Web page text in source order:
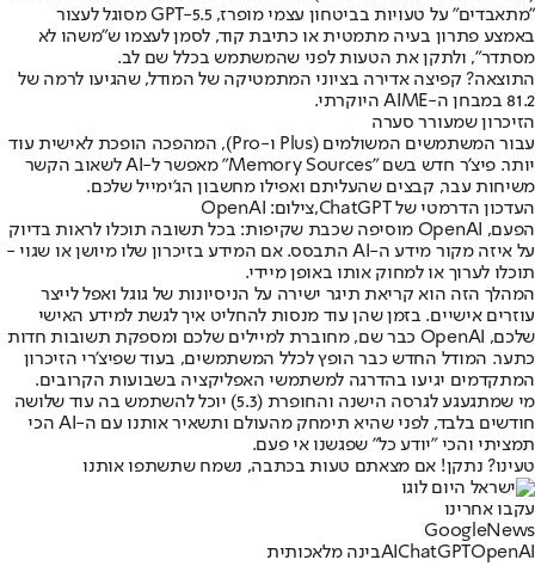
"מתאבדים" על טעויות בביטחון עצמי מופרז, GPT-5.5 מסוגל לעצור
באמצע פתרון בעיה מתמטית או כתיבת קוד, לסמן לעצמו ש"משהו לא
מסתדר", ולתקן את הטעות לפני שהמשתמש בכלל שם לב.
התוצאה? קפיצה אדירה בציוני המתמטיקה של המודל, שהגיעו לרמה של
81.2 במבחן ה-AIME היוקרתי.
הזיכרון שמעורר סערה
עבור המשתמשים המשולמים (Plus ו-Pro), המהפכה הופכת לאישית עוד
יותר. פיצ'ר חדש בשם "Memory Sources" מאפשר ל-AI לשאוב הקשר
משיחות עבר, קבצים שהעליתם ואפילו מחשבון הג'ימייל שלכם.
העדכון הדרמטי של ChatGPT,צילום: OpenAI
הפעם, OpenAI מוסיפה שכבת שקיפות: בכל תשובה תוכלו לראות בדיוק
על איזה מקור מידע ה-AI התבסס. אם המידע בזיכרון שלו מיושן או שגוי -
תוכלו לערוך או למחוק אותו באופן מיידי.
המהלך הזה הוא קריאת תיגר ישירה על הניסיונות של גוגל ואפל לייצר
עוזרים אישיים. בזמן שהן עוד מנסות להחליט איך לגשת למידע האישי
שלכם, OpenAI כבר שם, מחוברת למיילים שלכם ומספקת תשובות חדות
כתער. המודל החדש כבר הופץ לכלל המשתמשים, בעוד שפיצ'רי הזיכרון
המתקדמים יגיעו בהדרגה למשתמשי האפליקציה בשבועות הקרובים.
מי שמתגעגע לגרסה הישנה והחופרת (5.3) יוכל להשתמש בה עוד שלושה
חודשים בלבד, לפני שהיא תימחק מהעולם ותשאיר אותנו עם ה-AI הכי
תמציתי והכי "יודע כל" שפגשנו אי פעם.
טעינו? נתקן! אם מצאתם טעות בכתבה, נשמח שתשתפו אותנו
עקבו אחרינו
Googl eNews
AI ChatGPTOpenAI
בינה מלאכותית